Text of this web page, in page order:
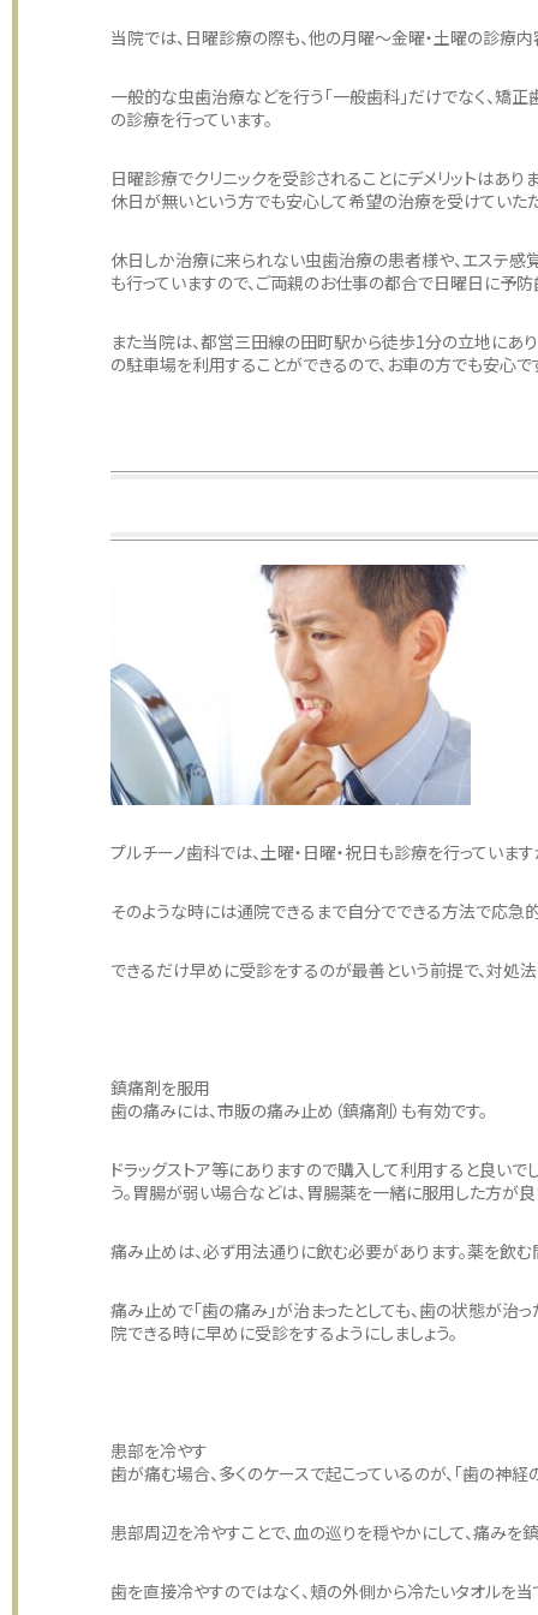
当院では、日曜診療の際も、他の月曜〜金曜・土曜の診療内
一般的な虫歯治療などを行う「一般歯科」だけでなく、矯正
の診療を行っています。
日曜診療でクリニックを受診されることにデメリットはあり
休日が無いという方でも安心して希望の治療を受けていた
休日しか治療に来られない虫歯治療の患者様や、エステ感
も行っていますので、ご両親のお仕事の都合で日曜日に予
また当院は、都営三田線の田町駅から徒歩1分の立地にあ
の駐車場を利用することができるので、お車の方でも安心で
プルチーノ歯科では、土曜・日曜・祝日も診療を行っていま
そのような時には通院できるまで自分でできる方法で応急的
できるだけ早めに受診をするのが最善という前提で、対処法
鎮痛剤を服用
歯の痛みには、市販の痛み止め（鎮痛剤）も有効です。
ドラッグストア等にありますので購入して利用すると良い
う。胃腸が弱い場合などは、胃腸薬を一緒に服用した方が良
痛み止めは、必ず用法通りに飲む必要があります。薬を飲
痛み止めで「歯の痛み」が治まったとしても、歯の状態が治
院できる時に早めに受診をするようにしましょう。
患部を冷やす
歯が痛む場合、多くのケースで起こっているのが、「歯の神経
患部周辺を冷やすことで、血の巡りを穏やかにして、痛みを
歯を直接冷やすのではなく、頬の外側から冷たいタオルを